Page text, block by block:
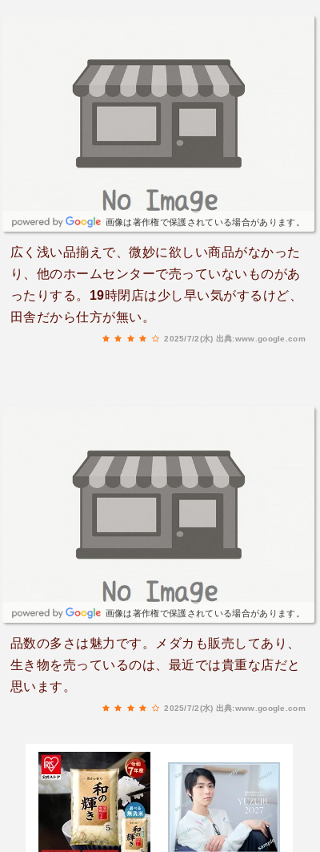
画像は著作権で保護されている場合があります。
広く浅い品揃えで、微妙に欲しい商品がなかった
り、他のホームセンターで売っていないものがあ
ったりする。19時閉店は少し早い気がするけど、
田舎だから仕方が無い。
2025/7/2(水) 出典:www.google.com
画像は著作権で保護されている場合があります。
品数の多さは魅力です。メダカも販売してあり、
生き物を売っているのは、最近では貴重な店だと
思います。
2025/7/2(水) 出典:www.google.com